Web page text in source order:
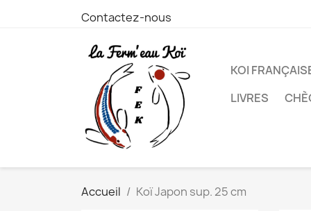
Contactez-nous
KOI
LIVRES
Accueil Koï Japon sup. 25 cm